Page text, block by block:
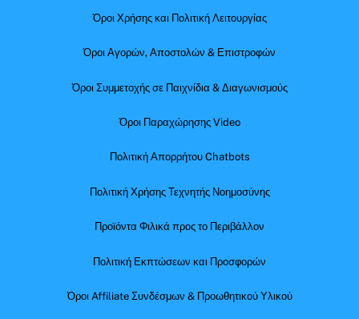
Όροι Χρήσης και Πολιτική Λειτουργίας
Όροι Αγορών, Αποστολών & Επιστροφών
Όροι Συμμετοχής σε Παιχνίδια & Διαγωνισμούς
Όροι Παραχώρησης Video
Πολιτική Απορρήτου Chatbots
Πολιτική Χρήσης Τεχνητής Νοημοσύνης
Προϊόντα Φιλικά προς το Περιβάλλον
Πολιτική Εκπτώσεων και Προσφορών
Όροι Affiliate Συνδέσμων & Προωθητικού Υλικού